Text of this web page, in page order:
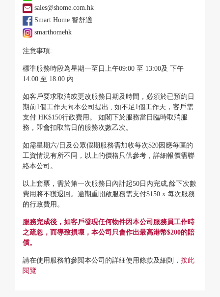
sales@shome.com.hk
Smart Home 智舒適
smarthomehk
注意事項:
標準服務時段為星期一至日上午09:00 至 13:00及 下午
14:00 至 18:00 內
如客戶要求取消或更改服務日期及時間，必須於已預約日
期前1個工作天向本公司提出 ; 如不足1個工作天，客戶需
支付 HK$150行政費用。 如閣下於服務當日臨時取消服
務，即會扣取當日的服務次數乙次。
如需星期六/日及公眾假期服務需加收每次$20因應每區的
工資情況有所不同，以上的價格只供參考，詳細報價需聯
絡本公司。
以上套票，需於第一次服務日內計起50日內完成,餘下次數
費用將不獲退回。逾期重開啟服務需支付$150 x 每次服務
的行政費用。
服務完成後，如客戶發現任何物件因本公司服務員工作時
之疏忽，而導致損壞，本公司只會作出最高港幣$200的賠
償。
請在使用服務前參閱本公司的詳細使用條款及細則， 按此
閱覽